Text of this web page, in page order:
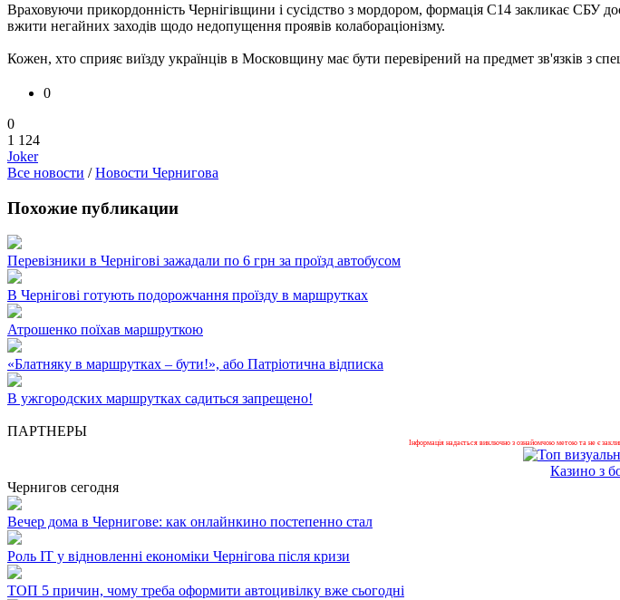
Враховуючи прикордонність Чернігівщини і сусідство з мордором, формація С14 закликає СБУ
вжити негайних заходів щодо недопущення проявів колабораціонізму.
Кожен, хто сприяє виїзду українців в Московщину має бути перевірений на предмет зв'язків з
0
0
1 124
Joker
Все новости /Новости Чернигова
Похожие публикации
Перевізники в Чернігові зажадали по 6 грн за проїзд автобусом
В Чернігові готують подорожчання проїзду в маршрутках
Атрошенко поїхав маршруткою
«Блатняку в маршрутках – бути!», або Патріотична відписка
В ужгородских маршрутках садиться запрещено!
ПАРТНЕРЫ
Інформація надається виключно з ознайомчою метою та не є
Казино з
Чернигов сегодня
Вечер дома в Чернигове: как онлайнкино постепенно стал
Роль ІТ у відновленні економіки Чернігова після кризи
ТОП 5 причин, чому треба оформити автоцивілку вже сьогодні